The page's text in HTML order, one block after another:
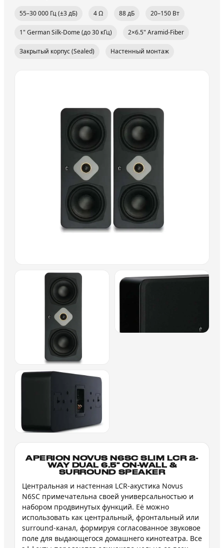
55–30 000 Гц (±3 дБ) 4 Ω 88 дБ 20–150 Вт
1" German Silk-Dome (до 30 кГц) 2×6.5" Aramid-Fiber
Закрытый корпус (Sealed) Настенный монтаж
APERION NOVUS N6SC SLIM LCR 2-
WAY DUAL 6.5" ON-WALL &
SURROUND SPEAKER
Центральная и настенная LCR-акустика Novus
N6SC примечательна своей универсальностью и
набором продвинутых функций. Её можно
использовать как центральный, фронтальный или
surround-канал, формируя согласованное звуковое
поле для выдающегося домашнего кинотеатра. Все